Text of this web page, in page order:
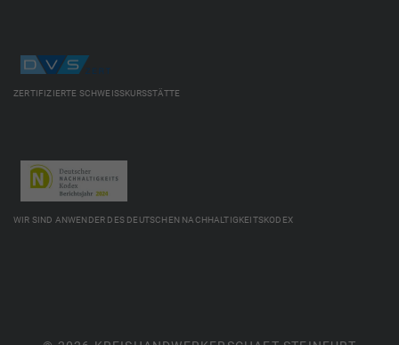
ZERTIFIZIERTE SCHWEISSKURSSTÄTTE
WIR SIND ANWENDER DES DEUTSCHEN NACHHALTIGKEITSKODEX